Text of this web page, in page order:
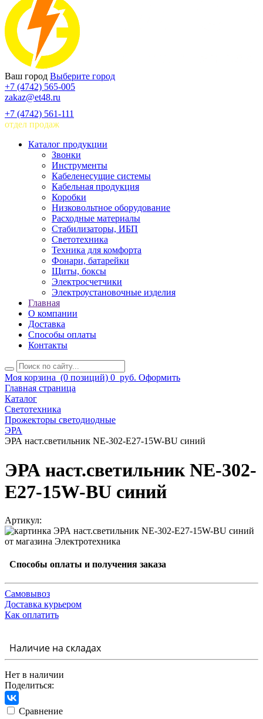
Ваш город Выберите город
+7 (4742) 565-005
zakaz@et48.ru
+7 (4742) 561-111
отдел продаж
Каталог продукции
Звонки
Инструменты
Кабеленесущие системы
Кабельная продукция
Коробки
Низковольтное оборудование
Расходные материалы
Стабилизаторы, ИБП
Светотехника
Техника для комфорта
Фонари, батарейки
Щиты, боксы
Электросчетчики
Электроустановочные изделия
Главная
О компании
Доставка
Способы оплаты
Контакты
Моя корзина (0 позиций) 0 руб. Оформить
Главная страница
Каталог
Светотехника
Прожекторы светодиодные
ЭРА
ЭРА наст.светильник NE-302-E27-15W-BU синий
ЭРА наст.светильник NE-302-
E27-15W-BU синий
Артикул:
Способы оплаты и получения заказа
Самовывоз
Доставка курьером
Как оплатить
Наличие на складах
Нет в наличии
Поделиться:
Сравнение